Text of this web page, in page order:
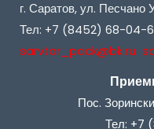
г. Саратов, ул. Песчано
Тел: +7 (8452) 68-04-
sarvtor_pack@bk.ru
Пос.
Тел: +7